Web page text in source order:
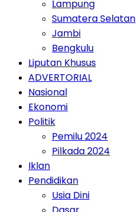
Lampung
Sumatera Selatan
Jambi
Bengkulu
Liputan Khusus
ADVERTORIAL
Nasional
Ekonomi
Politik
Pemilu 2024
Pilkada 2024
Iklan
Pendidikan
Usia Dini